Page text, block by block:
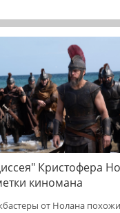
Кристофера
киномана
от Нолана